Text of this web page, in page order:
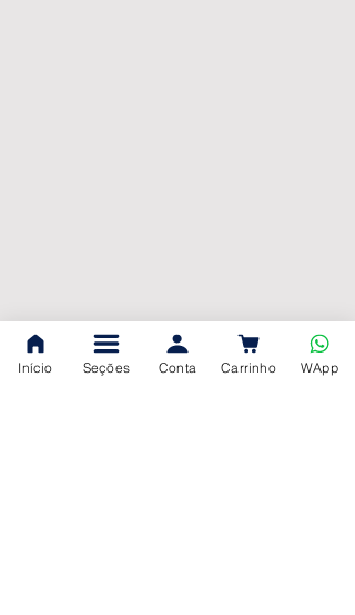
Início Seções Conta Carrinho WApp